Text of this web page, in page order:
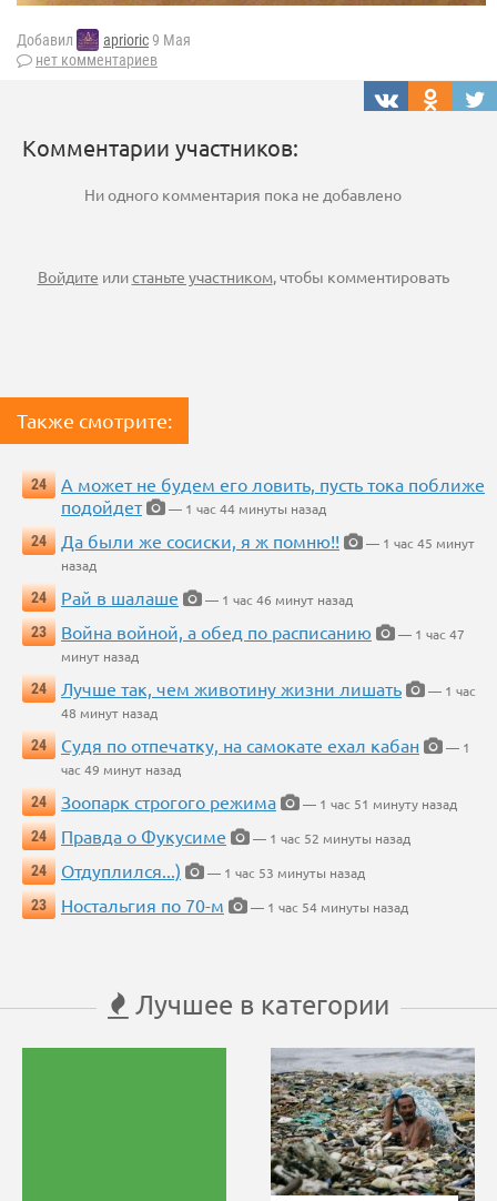
Добавил aprioric9 Мая
нет комментариев
Комментарии участников:
Ни одного комментария пока не добавлено
Войдите илистаньте участником , чтобы комментировать
Также смотрите:
24
А может не будем его ловить, пусть тока поближе
подойдет
— 1 час 44 минуты назад
24
Да были же сосиски, я ж помню!!
— 1 час 45 минут
назад
24
Рай в шалаше
— 1 час 46 минут назад
23
Война войной, а обед по расписанию
— 1 час 47
минут назад
24
Лучше так, чем животину жизни лишать
— 1 час
48 минут назад
24
Судя по отпечатку, на самокате ехал кабан
— 1
час 49 минут назад
24
Зоопарк строгого режима
— 1 час 51 минуту назад
24
Правда о Фукусиме
— 1 час 52 минуты назад
24
Отдуплился...)
— 1 час 53 минуты назад
23
Ностальгия по 70-м — 1 час 54 минуты назад
Лучшее в категории